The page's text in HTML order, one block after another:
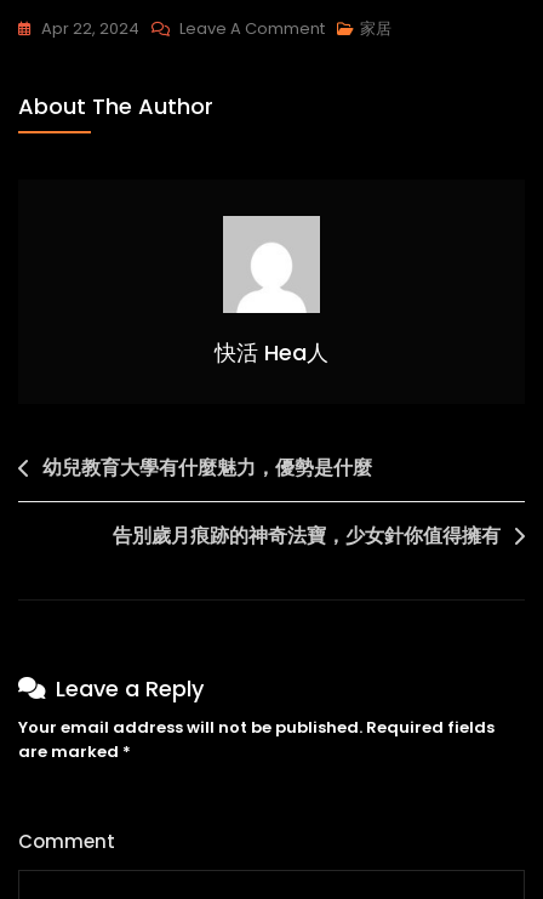
Apr 22, 2024 Leave A CommentOn 家居
About The Author
快活 Hea人
Post
navigation
幼兒教育大學有什麼魅力，優勢是什麼
告別歲月痕跡的神奇法寶，少女針你值得擁有
Leave a Reply
Your email address will not be published. Required fields
are marked *
Comment